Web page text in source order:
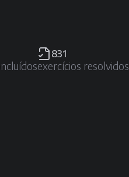
831
exercícios resolvidos